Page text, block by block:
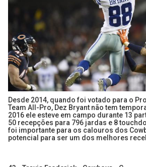
Desde 2014, quando foi votado para o
Team All-Pro, Dez Bryant não tem
2016 ele esteve em campo durante 13
50 recepções para 796 jardas e 8
foi importante para os calouros dos
potencial para ser um dos melhores